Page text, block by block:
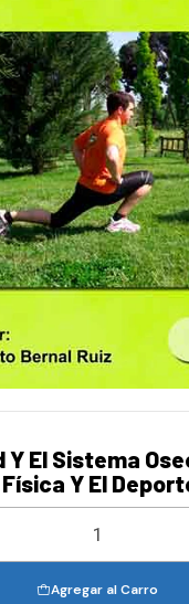
Y El Sistema
Y El
Agregar al Carro